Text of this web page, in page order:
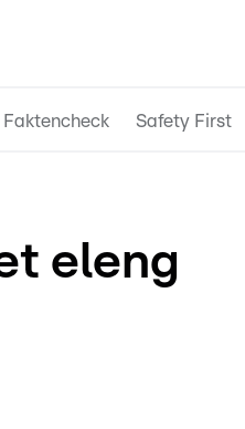
Faktencheck Safety First
eleng